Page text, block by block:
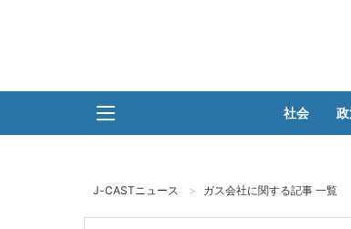
社会
J-CASTニュース ガス会社に関する記事 一覧